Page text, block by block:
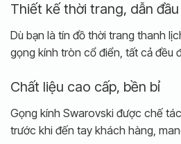
Thiết kế thời trang, dẫn
Dù bạn là tín đồ thời trang thanh
gọng kính tròn cổ điển, tất cả đều
Chất liệu cao cấp, bền bỉ
Gọng kính Swarovski được chế
trước khi đến tay khách hàng,